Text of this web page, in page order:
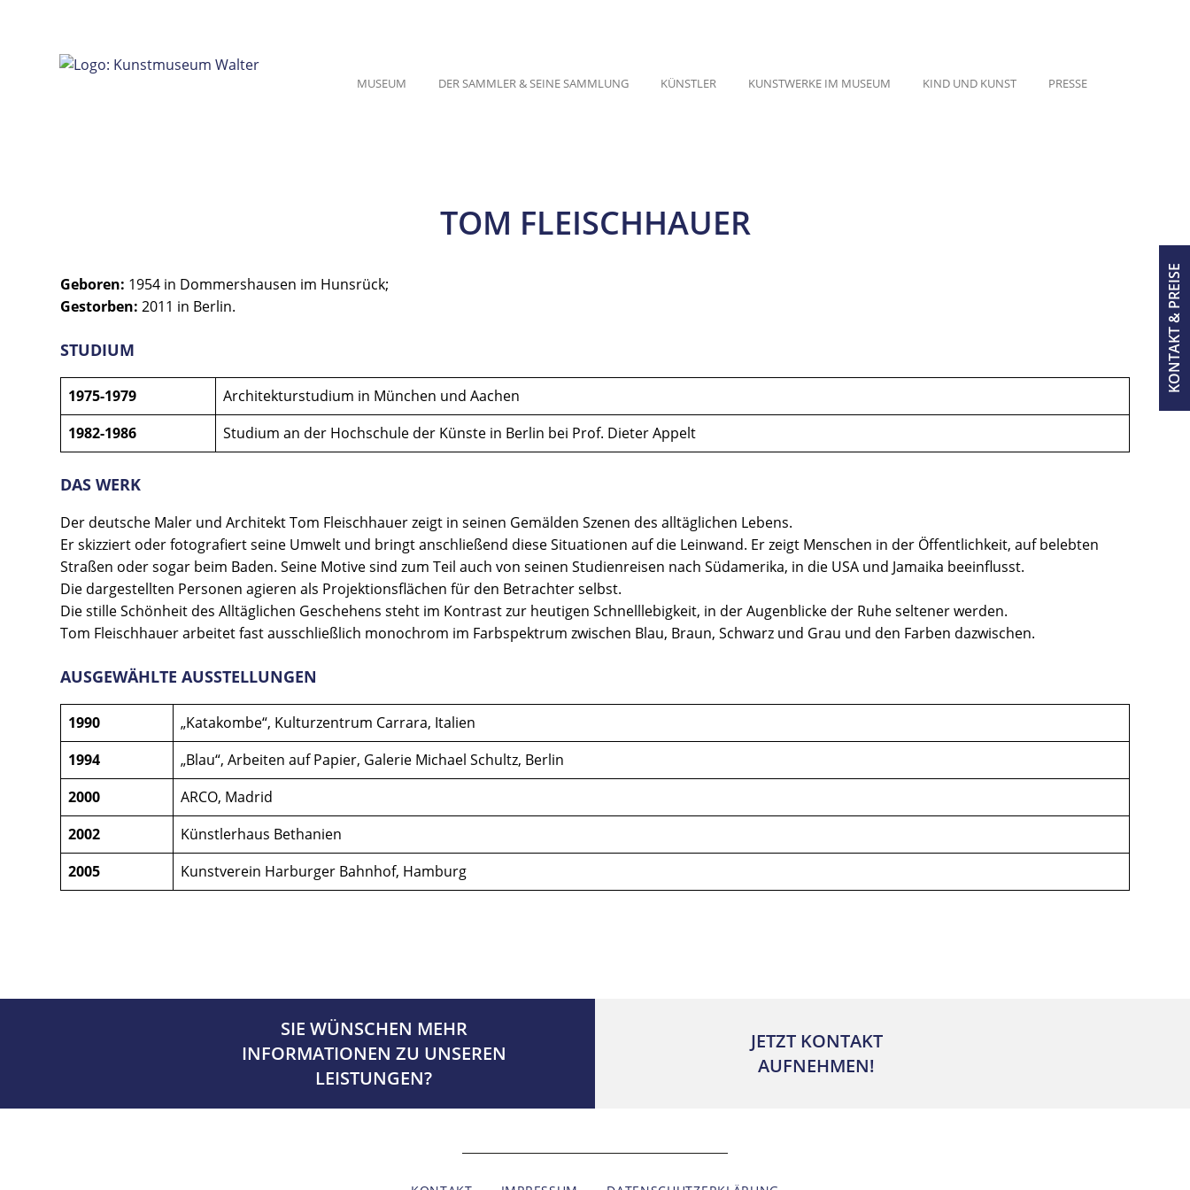
KONTAKT & PREISE
MUSEUM DER SAMMLER & SEINE SAMMLUNG KÜNSTLER KUNSTWERKE IM MUSEUM KIND UND KUNST PRESSE
TOM FLEISCHHAUER
Geboren: 1954 in Dommershausen im Hunsrück;
Gestorben: 2011 in Berlin.
STUDIUM
1975-1979
Architekturstudium in München und Aachen
1982-1986
Studium an der Hochschule der Künste in Berlin bei Prof. Dieter Appelt
DAS WERK
Der deutsche Maler und Architekt Tom Fleischhauer zeigt in seinen Gemälden Szenen des alltäglichen Lebens.
Er skizziert oder fotografiert seine Umwelt und bringt anschließend diese Situationen auf die Leinwand. Er zeigt Menschen in der Öffentlichkeit, auf belebten
Straßen oder sogar beim Baden. Seine Motive sind zum Teil auch von seinen Studienreisen nach Südamerika, in die USA und Jamaika beeinflusst.
Die dargestellten Personen agieren als Projektionsflächen für den Betrachter selbst.
Die stille Schönheit des Alltäglichen Geschehens steht im Kontrast zur heutigen Schnelllebigkeit, in der Augenblicke der Ruhe seltener werden.
Tom Fleischhauer arbeitet fast ausschließlich monochrom im Farbspektrum zwischen Blau, Braun, Schwarz und Grau und den Farben dazwischen.
AUSGEWÄHLTE AUSSTELLUNGEN
1990
„Katakombe“, Kulturzentrum Carrara, Italien
1994
„Blau“, Arbeiten auf Papier, Galerie Michael Schultz, Berlin
2000
ARCO, Madrid
2002
Künstlerhaus Bethanien
2005
Kunstverein Harburger Bahnhof, Hamburg
SIE WÜNSCHEN MEHR
INFORMATIONEN ZU UNSEREN
LEISTUNGEN?
JETZT KONTAKT
AUFNEHMEN!